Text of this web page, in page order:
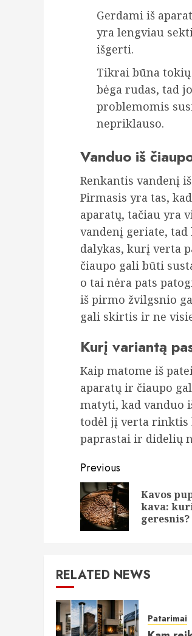
Gerdami iš
yra lengviau
išgerti.
Tikrai būna tokių
bėga rudas, tad
problemomis
nepriklauso.
Vanduo iš
Renkantis vandenį
Pirmasis yra tas,
aparatų, tačiau yra
vandenį geriate,
dalykas, kurį verta
čiaupo gali būti
o tai nėra pats
iš pirmo žvilgsnio
gali skirtis ir ne
Kurį variantą
Kaip matome iš
aparatų ir čiaupo
matyti, kad vanduo
todėl jį verta rinktis
paprastai ir didelių
Continue
Reading
Previous
Kavos
kava:
geresnis?
RELATED NEWS
Patarimai